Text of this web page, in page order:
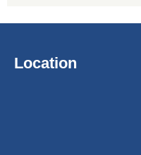
Location